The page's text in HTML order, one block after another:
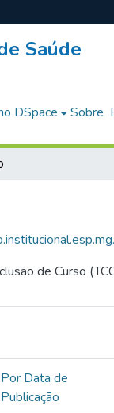
Saúde
DSpace Sobre
de Curso
Por Data de
Publicação